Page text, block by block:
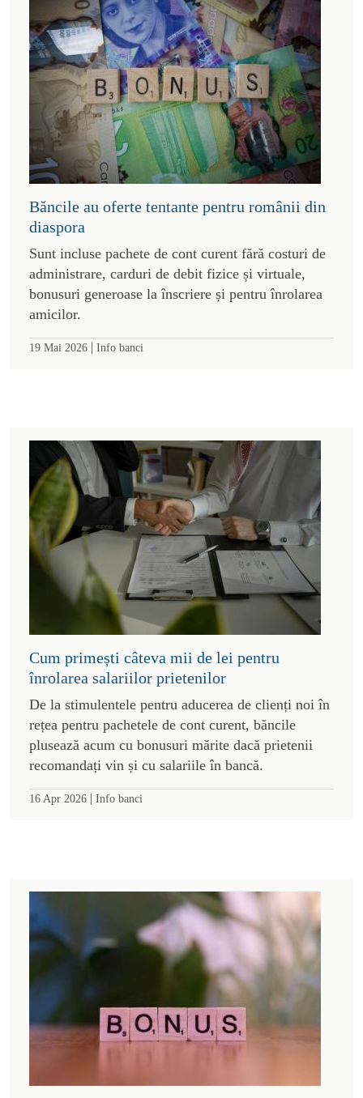
Băncile au oferte tentante pentru românii din
diaspora
Sunt incluse pachete de cont curent fără costuri de
administrare, carduri de debit fizice și virtuale,
bonusuri generoase la înscriere și pentru înrolarea
amicilor.
19 Mai 2026 | Info banci
Cum primești câteva mii de lei pentru
înrolarea salariilor prietenilor
De la stimulentele pentru aducerea de clienți noi în
rețea pentru pachetele de cont curent, băncile
plusează acum cu bonusuri mărite dacă prietenii
recomandați vin și cu salariile în bancă.
16 Apr 2026 | Info banci